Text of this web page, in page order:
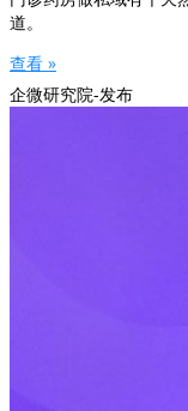
道。
查看 »
企微研究院-发布